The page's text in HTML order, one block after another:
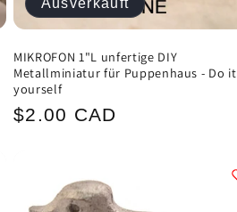
MIKROFON 1"L unfertige DIY
Metallminiatur für Puppenhaus - Do it
yourself
Normaler
$2.00 CAD